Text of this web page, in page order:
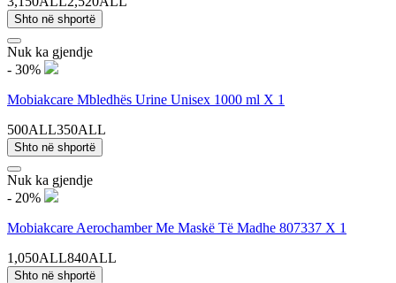
Shto në shportë
Nuk ka gjendje
- 30%
Mobiakcare Mbledhës Urine Unisex 1000 ml X 1
500ALL350ALL
Shto në shportë
Nuk ka gjendje
- 20%
Mobiakcare Aerochamber Me Maskë Të Madhe 807337 X 1
1,050ALL840ALL
Shto në shportë